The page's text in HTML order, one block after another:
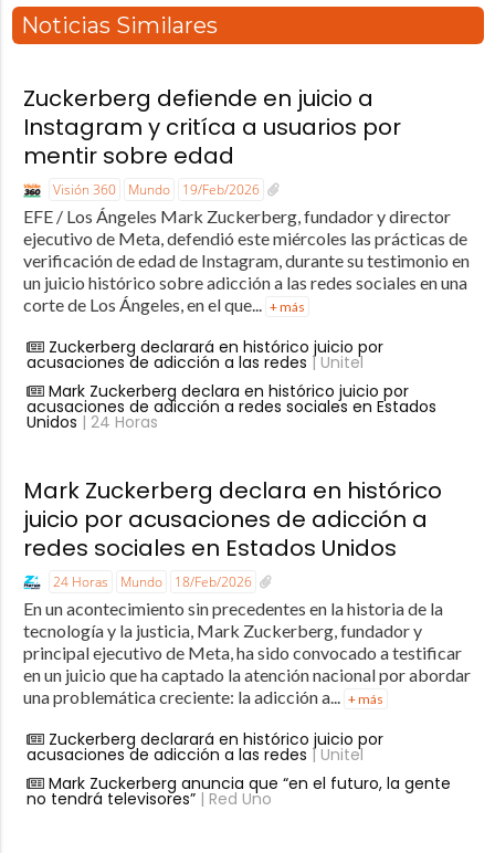
Noticias Similares
Zuckerberg defiende en juicio a
Instagram y critíca a usuarios por
mentir sobre edad
Visión 360 Mundo 19/Feb/2026
EFE / Los Ángeles Mark Zuckerberg, fundador y director
ejecutivo de Meta, defendió este miércoles las prácticas de
verificación de edad de Instagram, durante su testimonio en
un juicio histórico sobre adicción a las redes sociales en una
corte de Los Ángeles, en el que... + más
Zuckerberg declarará en histórico juicio por
acusaciones de adicción a las redes | Unitel
Mark Zuckerberg declara en histórico juicio por
acusaciones de adicción a redes sociales en Estados
Unidos | 24 Horas
Mark Zuckerberg declara en histórico
juicio por acusaciones de adicción a
redes sociales en Estados Unidos
24 Horas Mundo 18/Feb/2026
En un acontecimiento sin precedentes en la historia de la
tecnología y la justicia, Mark Zuckerberg, fundador y
principal ejecutivo de Meta, ha sido convocado a testificar
en un juicio que ha captado la atención nacional por abordar
una problemática creciente: la adicción a...
+ más
Zuckerberg declarará en histórico juicio por
acusaciones de adicción a las redes | Unitel
Mark Zuckerberg anuncia que “en el futuro, la gente
no tendrá televisores”| Red Uno